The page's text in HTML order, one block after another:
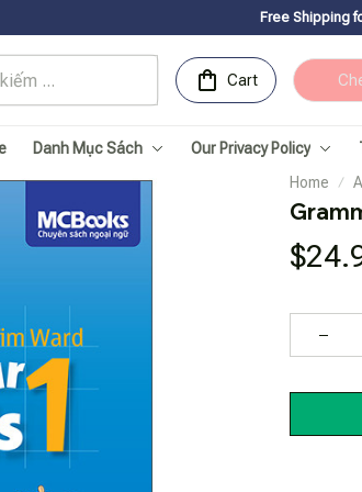
Free Shipping for Orders over
Cart
Danh Mục Sách Our Privacy Policy
Home